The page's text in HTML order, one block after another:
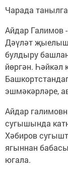
Чарада
Айдар Галимов
Дәүләт
булдыру
йөргән.
эшмәкәрләре,
Айдар
сугышында
Хәбиров
ягыннан
югала.